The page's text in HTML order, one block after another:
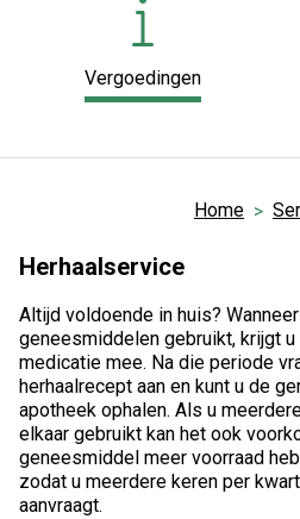
Vergoedingen
Home
Herhaalservice
Altijd voldoende in huis?
geneesmiddelen gebruikt, krijgt
medicatie mee. Na die periode
herhaalrecept aan en kunt u de
apotheek ophalen. Als u
elkaar gebruikt kan het ook
geneesmiddel meer voorraad
zodat u meerdere keren per
aanvraagt.